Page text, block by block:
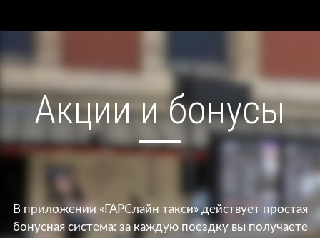
Акции и бонусы
В приложении «ГАРСлайн такси» действует простая
бонусная система: за каждую поездку вы получаете